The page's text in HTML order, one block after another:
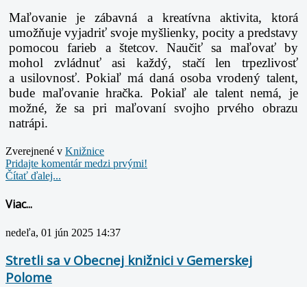
Maľovanie je zábavná a kreatívna aktivita, ktorá
umožňuje vyjadriť svoje myšlienky, pocity a predstavy
pomocou farieb a štetcov. Naučiť sa maľovať by
mohol zvládnuť asi každý, stačí len trpezlivosť
a usilovnosť. Pokiaľ má daná osoba vrodený talent,
bude maľovanie hračka. Pokiaľ ale talent nemá, je
možné, že sa pri maľovaní svojho prvého obrazu
natrápi.
Zverejnené v Knižnice
Pridajte komentár medzi prvými!
Čítať ďalej...
Viac...
nedeľa, 01 jún 2025 14:37
Stretli sa v Obecnej knižnici v Gemerskej
Polome